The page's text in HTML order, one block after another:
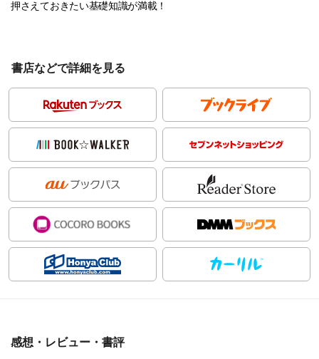
押さえておきたい基礎知識が満載！
書店などで詳細を見る
感想・レビュー・書評